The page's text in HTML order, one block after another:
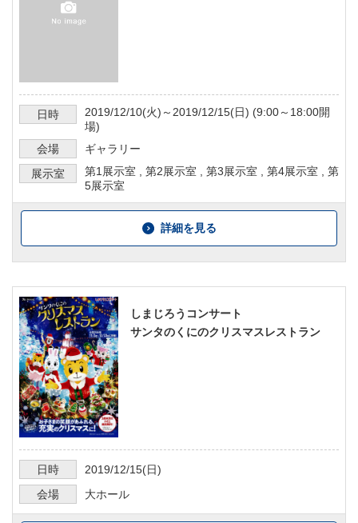
日時 2019/12/10(火)～2019/12/15(日) (9:00～18:00開
場)
会場
ギャラリー
展示室
第1展示室 , 第2展示室 , 第3展示室 , 第4展示室 , 第
5展示室
詳細を見る
しまじろうコンサート
サンタのくにのクリスマスレストラン
日時 2019/12/15(日)
会場
大ホール